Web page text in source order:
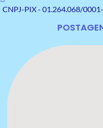
CNPJ-PIX - 01.264.068/